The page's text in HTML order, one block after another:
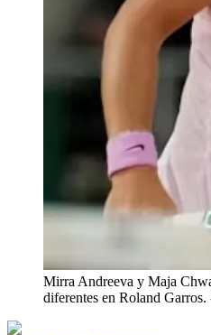
Mirra Andreeva y Maja
diferentes en Roland Garros.